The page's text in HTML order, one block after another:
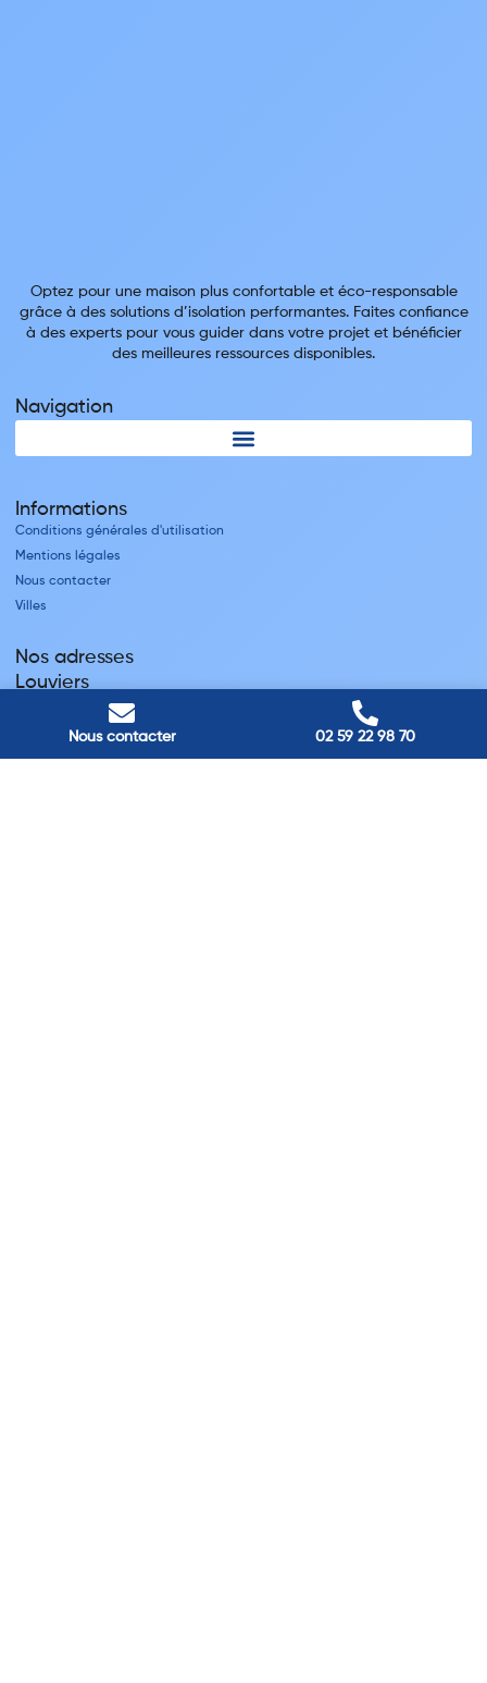
Nous contacter 02 59 22 98 70
Optez pour une maison plus confortable et éco-responsable
grâce à des solutions d’isolation performantes. Faites confiance
à des experts pour vous guider dans votre projet et bénéficier
des meilleures ressources disponibles.
Navigation
Informations
Conditions générales d'utilisation
Mentions légales
Nous contacter
Villes
Nos adresses
Louviers
45 avenue Winston Churchill, Louviers, France
Pont-Audemer